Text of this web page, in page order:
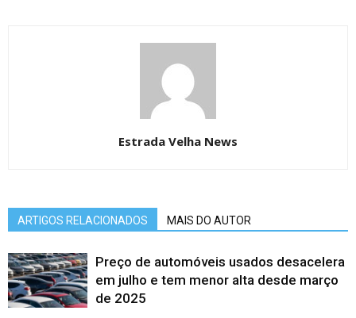
Estrada Velha News
ARTIGOS RELACIONADOS MAIS DO AUTOR
Preço de automóveis usados desacelera
em julho e tem menor alta desde março
de 2025